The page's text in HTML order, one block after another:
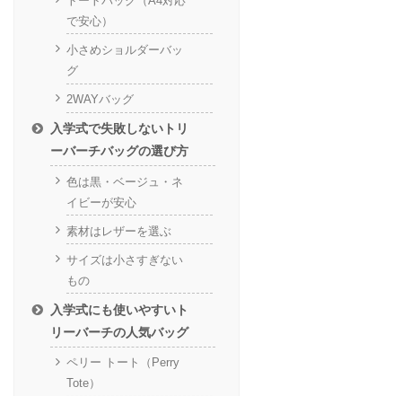
で安心）
小さめショルダーバッ
グ
2WAYバッグ
入学式で失敗しないトリ
ーバーチバッグの選び方
色は黒・ベージュ・ネ
イビーが安心
素材はレザーを選ぶ
サイズは小さすぎない
もの
入学式にも使いやすいト
リーバーチの人気バッグ
ペリー トート（Perry
Tote）